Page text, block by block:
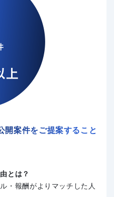
開案件をご提案すること
とは？
・報酬がよりマッチした人